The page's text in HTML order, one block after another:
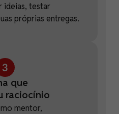
ideias, testar
próprias entregas.
que
raciocínio
mentor,